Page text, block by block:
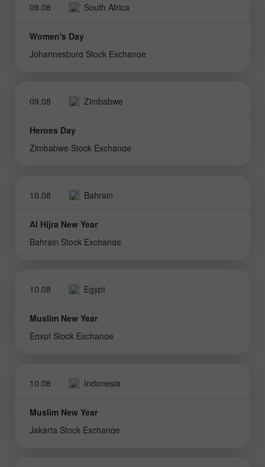
09.08 South Africa
Women's Day
Johannesburg Stock Exchange
09.08 Zimbabwe
Heroes Day
Zimbabwe Stock Exchange
10.08 Bahrain
Al Hijra New Year
Bahrain Stock Exchange
10.08 Egypt
Muslim New Year
Egypt Stock Exchange
10.08 Indonesia
Muslim New Year
Jakarta Stock Exchange